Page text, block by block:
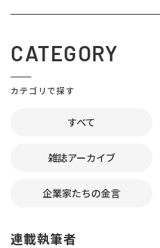
CATEGORY
カテゴリで探す
すべて
雑誌アーカイブ
企業家たちの金言
連載執筆者